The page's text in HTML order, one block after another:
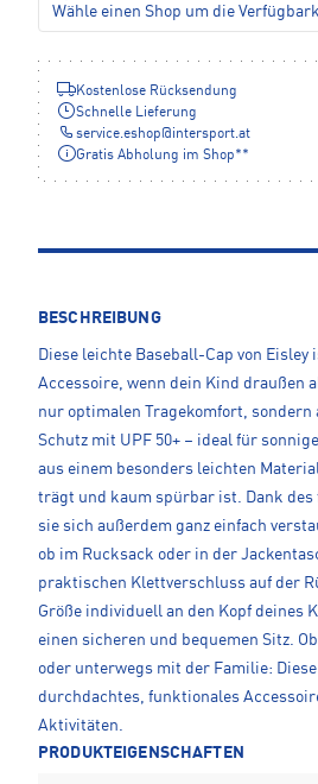
Wähle einen Shop um die
Kostenlose Rücksendung
Schnelle Lieferung
service.eshop@ intersport.at
Gratis Abholung im Shop**
BESCHREIBUNG
Diese leichte Baseball-Cap von Eisley
Accessoire, wenn dein Kind draußen
nur optimalen Tragekomfort, sondern
Schutz mit UPF 50+ – ideal für
aus einem besonders leichten
trägt und kaum spürbar ist. Dank
sie sich außerdem ganz einfach
ob im Rucksack oder in der
praktischen Klettverschluss auf der
Größe individuell an den Kopf deines
einen sicheren und bequemen Sitz.
oder unterwegs mit der Familie:
durchdachtes, funktionales
Aktivitäten.
PRODUKTEIGENSCHAFTEN